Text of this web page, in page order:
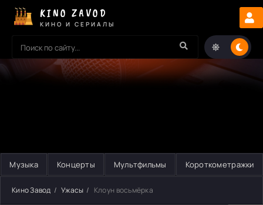
KINO ZAVOD
КИНО И СЕРИАЛЫ
Музыка Концерты Мультфильмы Короткометражки
Кино Завод Ужасы Клоун восьмёрка